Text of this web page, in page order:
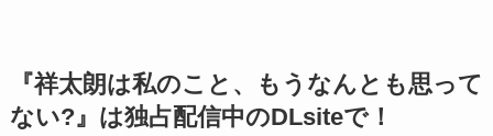
『祥太朗は私のこと、もうなんとも思って
ない?』は独占配信中のDLsiteで！